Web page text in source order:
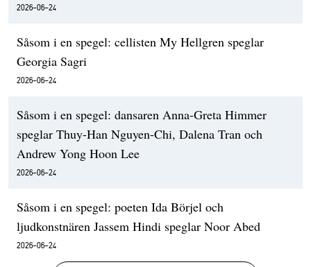
2026-06-24
Såsom i en spegel: cellisten My Hellgren speglar
Georgia Sagri
2026-06-24
Såsom i en spegel: dansaren Anna-Greta Himmer
speglar Thuy-Han Nguyen-Chi, Dalena Tran och
Andrew Yong Hoon Lee
2026-06-24
Såsom i en spegel: poeten Ida Börjel och
ljudkonstnären Jassem Hindi speglar Noor Abed
2026-06-24